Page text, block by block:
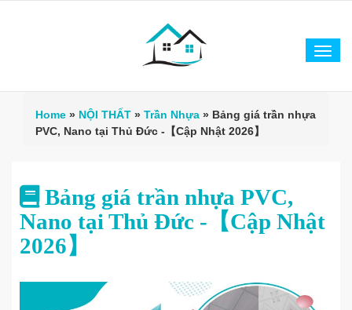
Home » NỘI THẤT » Trần Nhựa » Bảng giá trần nhựa
PVC, Nano tại Thủ Đức -【Cập Nhật 2026】
Bảng giá trần nhựa PVC,
Nano tại Thủ Đức -【Cập Nhật
2026】